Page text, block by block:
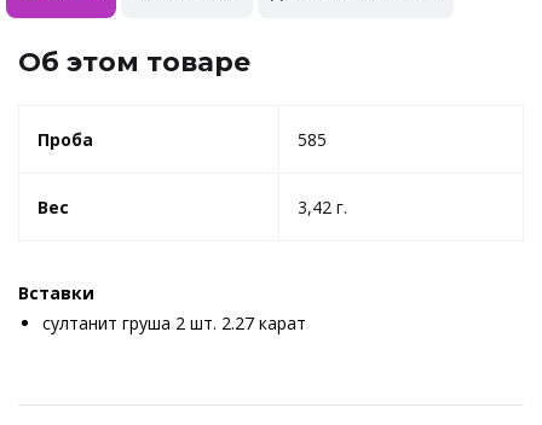
Об этом товаре
Проба 585
Вес 3,42 г.
Вставки
султанит груша 2 шт. 2.27 карат